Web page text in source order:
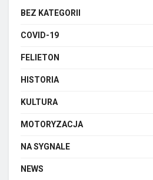
BEZ KATEGORII
COVID-19
FELIETON
HISTORIA
KULTURA
MOTORYZACJA
NA SYGNALE
NEWS